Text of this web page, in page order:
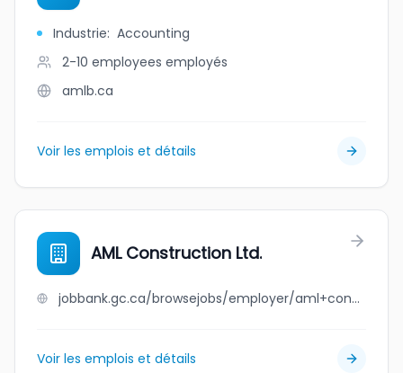
Industrie: Accounting
2-10 employees employés
amlb.ca
Voir les emplois et détails
AML Construction Ltd.
jobbank.gc.ca/browsejobs/employer/aml+construction+ltd./ca
Voir les emplois et détails